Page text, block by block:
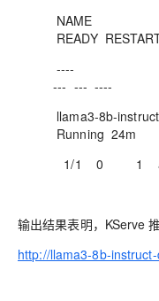
NAME
READY
----
--- --- ----
llama3-8b-
Running 24m
1/1 0 1 ap-
输出结果表明，KServe
http://llama3-8b-